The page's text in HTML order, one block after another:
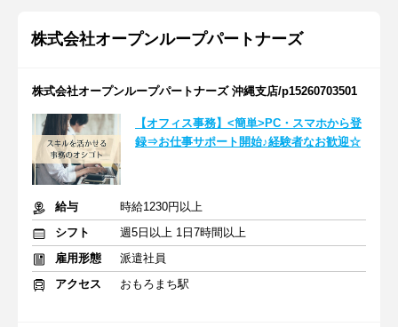
株式会社オープンループパートナーズ
株式会社オープンループパートナーズ 沖縄支店/p15260703501
【オフィス事務】<簡単>PC・スマホから登
録⇒お仕事サポート開始♪経験者なお歓迎☆
給与
時給1230円以上
シフト
週5日以上 1日7時間以上
雇用形態
派遣社員
アクセス
おもろまち駅